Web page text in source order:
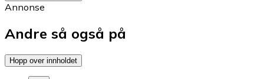
Annonse
Andre så også på
Hopp over innholdet